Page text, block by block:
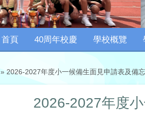
首頁 40周年校慶 學校概覽
» 2026-2027年度小一候備生面見申請表及備忘
2026-2027年度